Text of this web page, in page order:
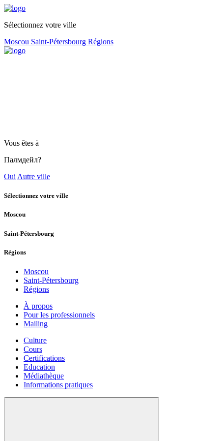
Sélectionnez votre ville
Moscou Saint-Pétersbourg Régions
Vous êtes à
Палмдейл?
Oui Autre ville
Sélectionnez votre ville
Moscou
Saint-Pétersbourg
Régions
Moscou
Saint-Pétersbourg
Régions
À propos
Pour les professionnels
Mailing
Culture
Cours
Certifications
Education
Médiathèque
Informations pratiques